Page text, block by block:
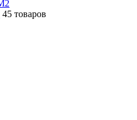
45 товаров